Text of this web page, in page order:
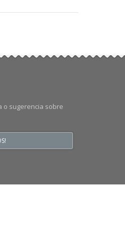
o sugerencia sobre